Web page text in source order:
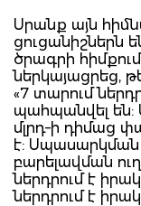
Սրանք այն
ցուցանիշներն
ծրագրի
ներկայացրեց,
«7 տարում
պահպանվել են:
մլրդ–ի դիմաց
է: Սպասարկման
բարելավման
ներդրում է
ներդրում է